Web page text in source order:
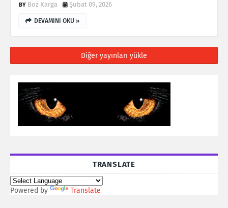
Boz Karga
Şubat 09, 2026
DEVAMINI OKU »
Diğer yayınları yükle
TRANSLATE
Powered by Translate